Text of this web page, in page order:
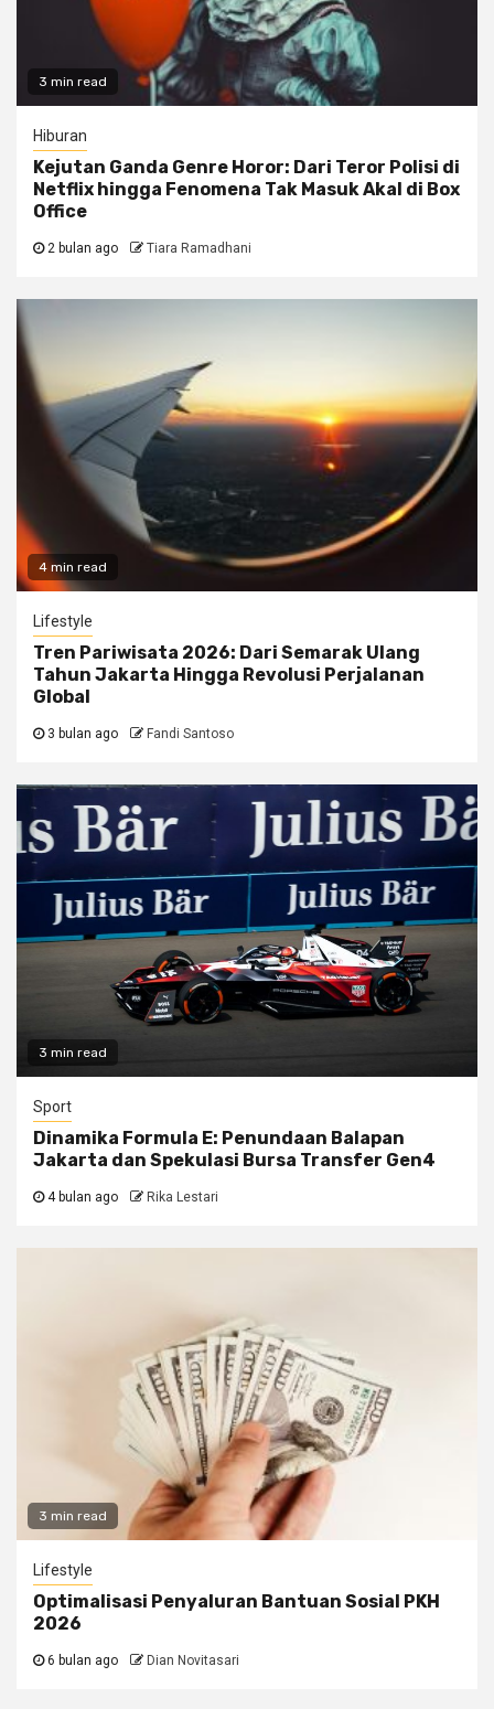
3 min read
Hiburan
Kejutan Ganda Genre Horor: Dari Teror Polisi di
Netflix hingga Fenomena Tak Masuk Akal di Box
Office
2 bulan ago Tiara Ramadhani
4 min read
Lifestyle
Tren Pariwisata 2026: Dari Semarak Ulang
Tahun Jakarta Hingga Revolusi Perjalanan
Global
3 bulan ago Fandi Santoso
3 min read
Sport
Dinamika Formula E: Penundaan Balapan
Jakarta dan Spekulasi Bursa Transfer Gen4
4 bulan ago Rika Lestari
3 min read
Lifestyle
Optimalisasi Penyaluran Bantuan Sosial PKH
2026
6 bulan ago Dian Novitasari